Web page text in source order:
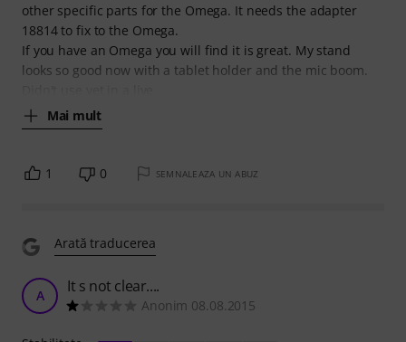
other specific parts for the Omega. It needs the adapter
18814 to fix to the Omega.
If you have an Omega you will find it is great. My stand
looks so good now with a tablet holder and the mic boom.
Mai mult
1 0 SEMNALEAZA UN ABUZ
Arată traducerea
A It s not clear....
Anonim 08.08.2015